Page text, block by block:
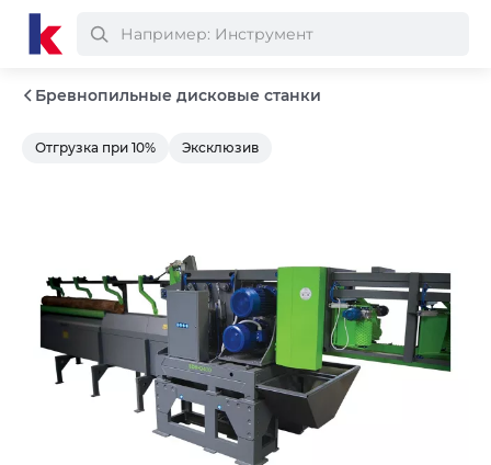
Бревнопильные дисковые станки
Отгрузка при 10% Эксклюзив